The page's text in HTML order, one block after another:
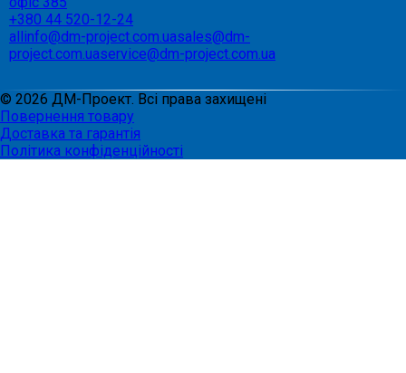
+380 44 520-12-24
allinfo@dm-project.com.uasales@dm-
project.com.uaservice@dm-project.com.ua
© 2026 ДМ-Проект. Всі права захищені
Повернення товару
Доставка та гарантія
Політика конфіденційності